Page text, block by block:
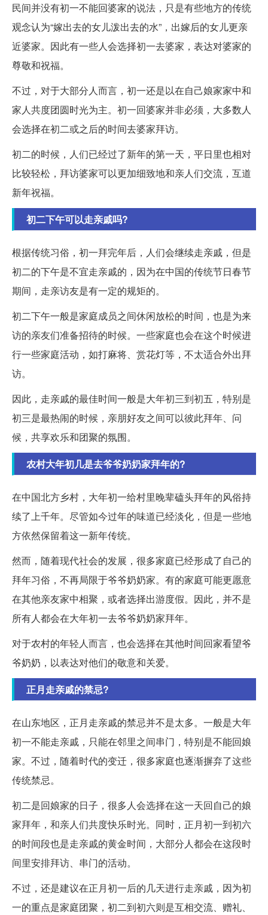
民间并没有初一不能回婆家的说法，只是有些地方的传统
观念认为“嫁出去的女儿泼出去的水”，出嫁后的女儿更亲
近婆家。因此有一些人会选择初一去婆家，表达对婆家的
尊敬和祝福。
不过，对于大部分人而言，初一还是以在自己娘家家中和
家人共度团圆时光为主。初一回婆家并非必须，大多数人
会选择在初二或之后的时间去婆家拜访。
初二的时候，人们已经过了新年的第一天，平日里也相对
比较轻松，拜访婆家可以更加细致地和亲人们交流，互道
新年祝福。
初二下午可以走亲戚吗?
根据传统习俗，初一拜完年后，人们会继续走亲戚，但是
初二的下午是不宜走亲戚的，因为在中国的传统节日春节
期间，走亲访友是有一定的规矩的。
初二下午一般是家庭成员之间休闲放松的时间，也是为来
访的亲友们准备招待的时候。一些家庭也会在这个时候进
行一些家庭活动，如打麻将、赏花灯等，不太适合外出拜
访。
因此，走亲戚的最佳时间一般是大年初三到初五，特别是
初三是最热闹的时候，亲朋好友之间可以彼此拜年、问
候，共享欢乐和团聚的氛围。
农村大年初几是去爷爷奶奶家拜年的?
在中国北方乡村，大年初一给村里晚辈磕头拜年的风俗持
续了上千年。尽管如今过年的味道已经淡化，但是一些地
方依然保留着这一新年传统。
然而，随着现代社会的发展，很多家庭已经形成了自己的
拜年习俗，不再局限于爷爷奶奶家。有的家庭可能更愿意
在其他亲友家中相聚，或者选择出游度假。因此，并不是
所有人都会在大年初一去爷爷奶奶家拜年。
对于农村的年轻人而言，也会选择在其他时间回家看望爷
爷奶奶，以表达对他们的敬意和关爱。
正月走亲戚的禁忌?
在山东地区，正月走亲戚的禁忌并不是太多。一般是大年
初一不能走亲戚，只能在邻里之间串门，特别是不能回娘
家。不过，随着时代的变迁，很多家庭也逐渐摒弃了这些
传统禁忌。
初二是回娘家的日子，很多人会选择在这一天回自己的娘
家拜年，和亲人们共度快乐时光。同时，正月初一到初六
的时间段也是走亲戚的黄金时间，大部分人都会在这段时
间里安排拜访、串门的活动。
不过，还是建议在正月初一后的几天进行走亲戚，因为初
一的重点是家庭团聚，初二到初六则是互相交流、赠礼、